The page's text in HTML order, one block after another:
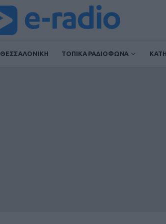
ΘΕΣΣΑΛΟΝΙΚΗ ΤΟΠΙΚΑ ΡΑΔΙΟΦΩΝΑ